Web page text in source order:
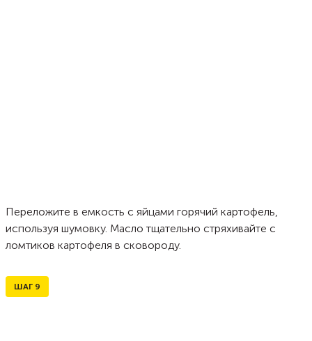
Переложите в емкость с яйцами горячий картофель,
используя шумовку. Масло тщательно стряхивайте с
ломтиков картофеля в сковороду.
ШАГ 9